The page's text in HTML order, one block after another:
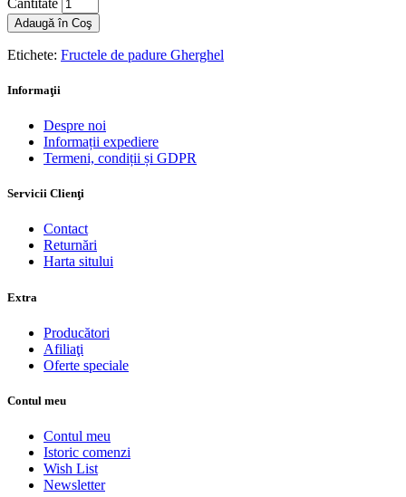
Adaugă în Coş
Etichete: Fructele de padure Gherghel
Informaţii
Despre noi
Informații expediere
Termeni, condiții și GDPR
Servicii Clienţi
Contact
Returnări
Harta sitului
Extra
Producători
Afiliaţi
Oferte speciale
Contul meu
Contul meu
Istoric comenzi
Wish List
Newsletter